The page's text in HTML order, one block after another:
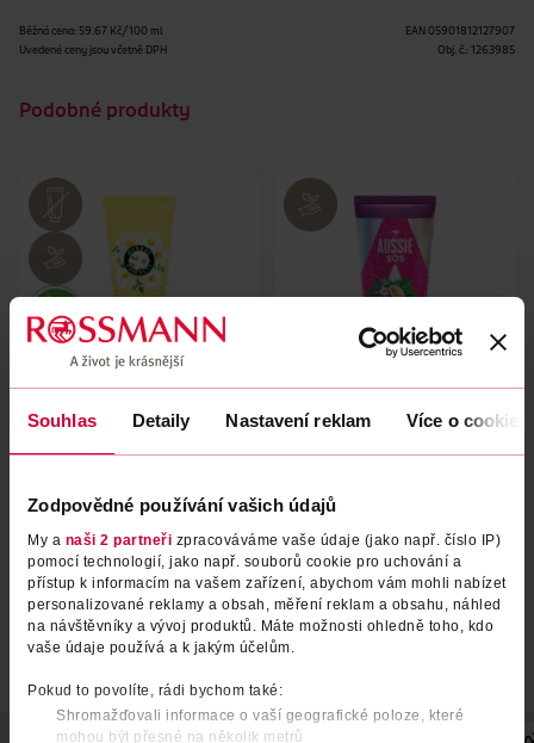
Souhlas Detaily Nastavení reklam Více o cookies
Zodpovědné používání vašich údajů
My a naši 2 partneři zpracováváme vaše údaje (jako např. číslo IP)
pomocí technologií, jako např. souborů cookie pro uchování a
přístup k informacím na vašem zařízení, abychom vám mohli nabízet
personalizované reklamy a obsah, měření reklam a obsahu, náhled
na návštěvníky a vývoj produktů. Máte možnosti ohledně toho, kdo
vaše údaje používá a k jakým účelům.
Pokud to povolíte, rádi bychom také:
Shromažďovali informace o vaší geografické poloze, které
mohou být přesné na několik metrů
Běžná cena: 59.67 Kč/100 ml
Uvedené ceny jsou včetně DPH
EAN 05901812127907
Obj. č.: 1263985
Podobné produkty
Kondicionér Chamomile
Smooth & Shine
DO KOŠÍKU
Kondicionér SOS Repair &
Revive
DO KOŠÍKU